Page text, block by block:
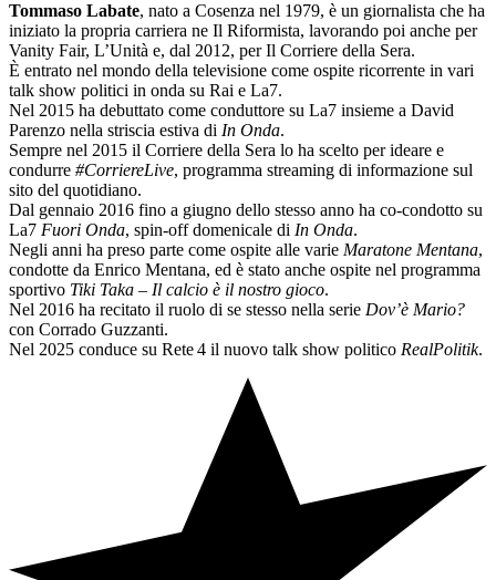
Tommaso Labate, nato a Cosenza nel 1979, è un giornalista che ha
iniziato la propria carriera ne Il Riformista, lavorando poi anche per
Vanity Fair, L’Unità e, dal 2012, per Il Corriere della Sera.
È entrato nel mondo della televisione come ospite ricorrente in vari
talk show politici in onda su Rai e La7.
Nel 2015 ha debuttato come conduttore su La7 insieme a David
Parenzo nella striscia estiva di In Onda.
Sempre nel 2015 il Corriere della Sera lo ha scelto per ideare e
condurre #CorriereLive, programma streaming di informazione sul
sito del quotidiano.
Dal gennaio 2016 fino a giugno dello stesso anno ha co-condotto su
La7 Fuori Onda, spin-off domenicale di In Onda.
Negli anni ha preso parte come ospite alle varie Maratone Mentana,
condotte da Enrico Mentana, ed è stato anche ospite nel programma
sportivo Tiki Taka – Il calcio è il nostro gioco.
Nel 2016 ha recitato il ruolo di se stesso nella serie Dov’è Mario?
con Corrado Guzzanti.
Nel 2025 conduce su Rete 4 il nuovo talk show politico RealPolitik.